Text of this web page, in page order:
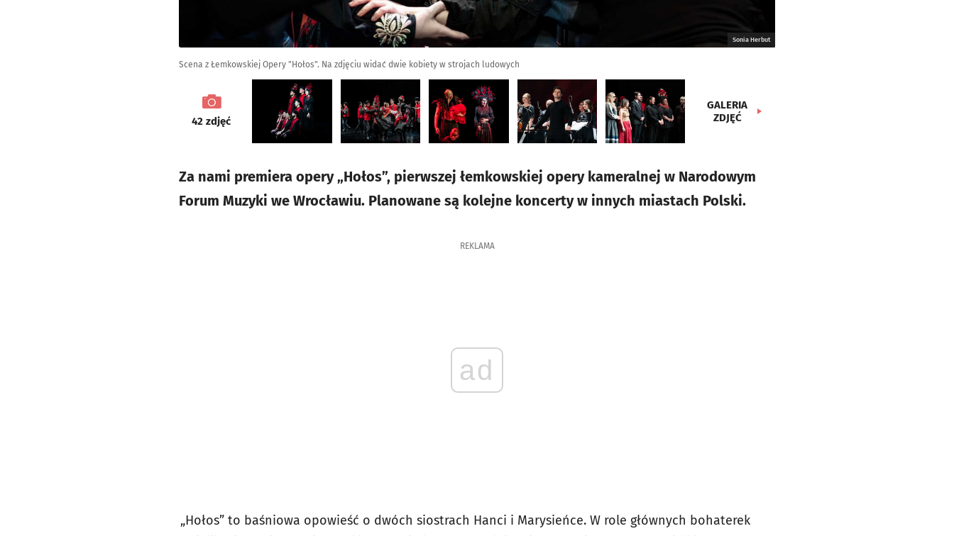
Sonia Herbut
Scena z Łemkowskiej Opery "Hołos". Na zdjęciu widać dwie kobiety w strojach ludowych
galeria
42 zdjęć
GALERIA
ZDJĘĆ
Za nami premiera opery „Hołos”, pierwszej łemkowskiej opery kameralnej w Narodowym
Forum Muzyki we Wrocławiu. Planowane są kolejne koncerty w innych miastach Polski.
REKLAMA
ad
„Hołos” to baśniowa opowieść o dwóch siostrach Hanci i Marysieńce. W role głównych bohaterek